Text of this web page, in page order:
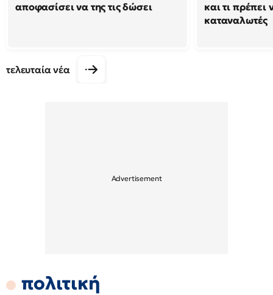
αποφασίσει να της τις δώσει
και τι πρέπει
καταναλωτές
τελευταία νέα
πολιτική